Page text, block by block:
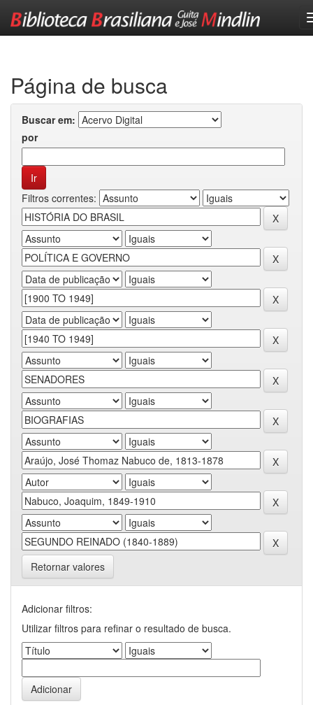
Página de busca
Buscar em:
por
Filtros correntes:
Retornar valores
Adicionar filtros:
Utilizar filtros para refinar o resultado de busca.